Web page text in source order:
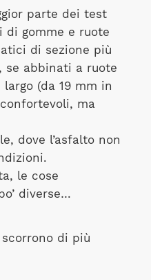
parte dei test
gomme e ruote
di sezione più
se abbinati a ruote
(da 19 mm in
ma
dove l’asfalto non
le cose
diverse…